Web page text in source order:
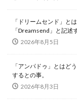
「ドリームセンド」と
「Dreamsend」と記述
2026年8月5日
「アンパドゥ」とはど
するとの事。
2026年8月3日